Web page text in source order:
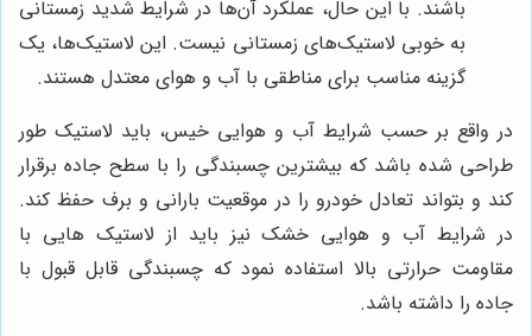
باشند. با این حال، عملکرد آن‌ها در شرایط شدید زمستانی
به خوبی لاستیک‌های زمستانی نیست. این لاستیک‌ها، یک
گزینه مناسب برای مناطقی با آب و هوای معتدل هستند.
در واقع بر حسب شرایط آب و هوایی خیس، باید لاستیک طور
طراحی شده باشد که بیشترین چسبندگی را با سطح جاده برقرار
کند و بتواند تعادل خودرو را در موقعیت بارانی و برف حفظ کند.
در شرایط آب و هوایی خشک نیز باید از لاستیک هایی با
مقاومت حرارتی بالا استفاده نمود که چسبندگی قابل قبول با
جاده را داشته باشد.